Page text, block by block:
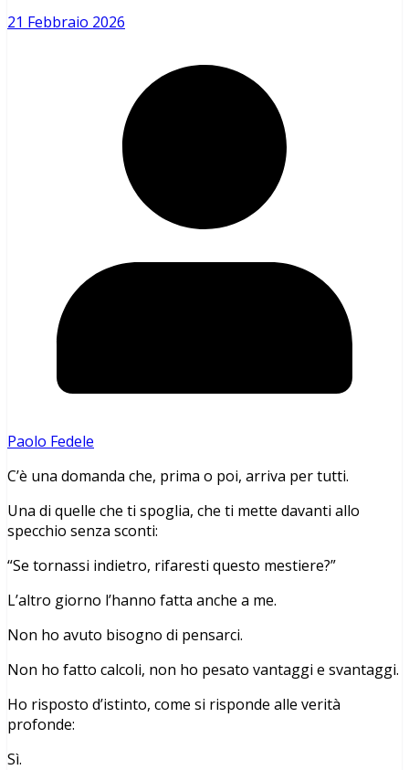
21 Febbraio 2026
Paolo Fedele
C’è una domanda che, prima o poi, arriva per tutti.
Una di quelle che ti spoglia, che ti mette davanti allo
specchio senza sconti:
“Se tornassi indietro, rifaresti questo mestiere?”
L’altro giorno l’hanno fatta anche a me.
Non ho avuto bisogno di pensarci.
Non ho fatto calcoli, non ho pesato vantaggi e svantaggi.
Ho risposto d’istinto, come si risponde alle verità
profonde:
Sì.